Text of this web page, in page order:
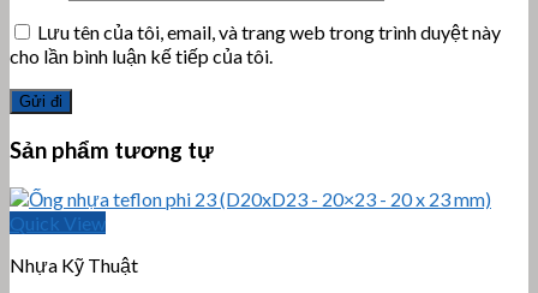
Lưu tên của tôi, email, và trang web trong trình duyệt này
cho lần bình luận kế tiếp của tôi.
Sản phẩm tương tự
Quick View
Nhựa Kỹ Thuật